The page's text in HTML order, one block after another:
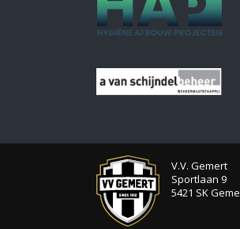
V.V. Gemert
Sportlaan 9
5421 SK